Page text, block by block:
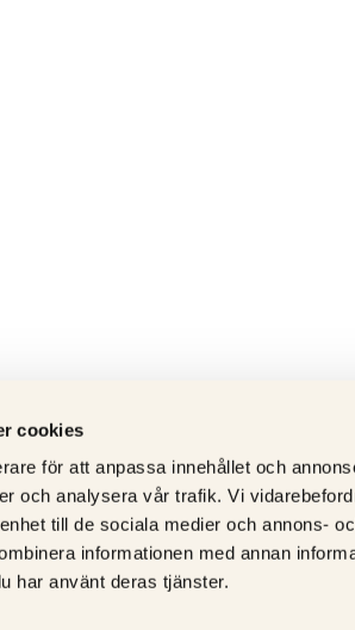
cookies
för att anpassa innehållet och
och analysera vår trafik. Vi
till de sociala medier och annons-
informationen med annan
har använt deras tjänster.